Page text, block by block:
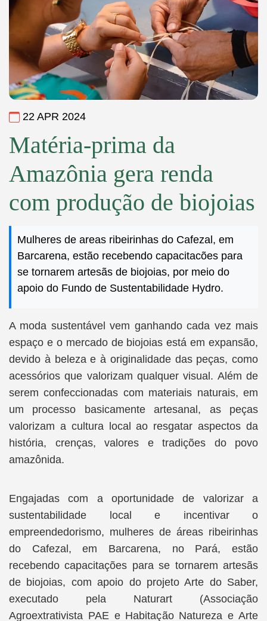
22 APR 2024
Matéria-prima da
Amazônia gera renda
com produção de biojoias
Mulheres de areas ribeirinhas do Cafezal, em
Barcarena, estão recebendo capacitacões para
se tornarem artesãs de biojoias, por meio do
apoio do Fundo de Sustentabilidade Hydro.
A moda sustentável vem ganhando cada vez mais
espaço e o mercado de biojoias está em expansão,
devido à beleza e à originalidade das peças, como
acessórios que valorizam qualquer visual. Além de
serem confeccionadas com materiais naturais, em
um processo basicamente artesanal, as peças
valorizam a cultura local ao resgatar aspectos da
história, crenças, valores e tradições do povo
amazônida.
Engajadas com a oportunidade de valorizar a
sustentabilidade local e incentivar o
empreendedorismo, mulheres de áreas ribeirinhas
do Cafezal, em Barcarena, no Pará, estão
recebendo capacitações para se tornarem artesãs
de biojoias, com apoio do projeto Arte do Saber,
executado pela Naturart (Associação
Agroextrativista PAE e Habitação Natureza e Arte